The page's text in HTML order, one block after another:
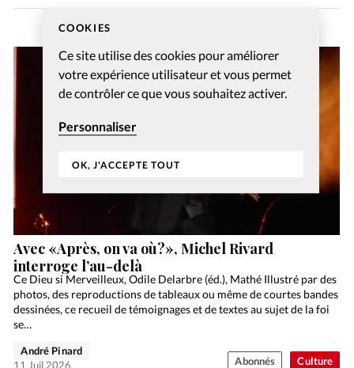
COOKIES
Ce site utilise des cookies pour améliorer
votre expérience utilisateur et vous permet
de contrôler ce que vous souhaitez activer.
Personnaliser
OK, J'ACCEPTE TOUT
Culture
Avec «Après, on va où?», Michel Rivard
interroge l’au-delà
Ce Dieu si Merveilleux, Odile Delarbre (éd.), Mathé Illustré par des
photos, des reproductions de tableaux ou même de courtes bandes
dessinées, ce recueil de témoignages et de textes au sujet de la foi
se…
André Pinard
11 Juil 2026
Abonnés